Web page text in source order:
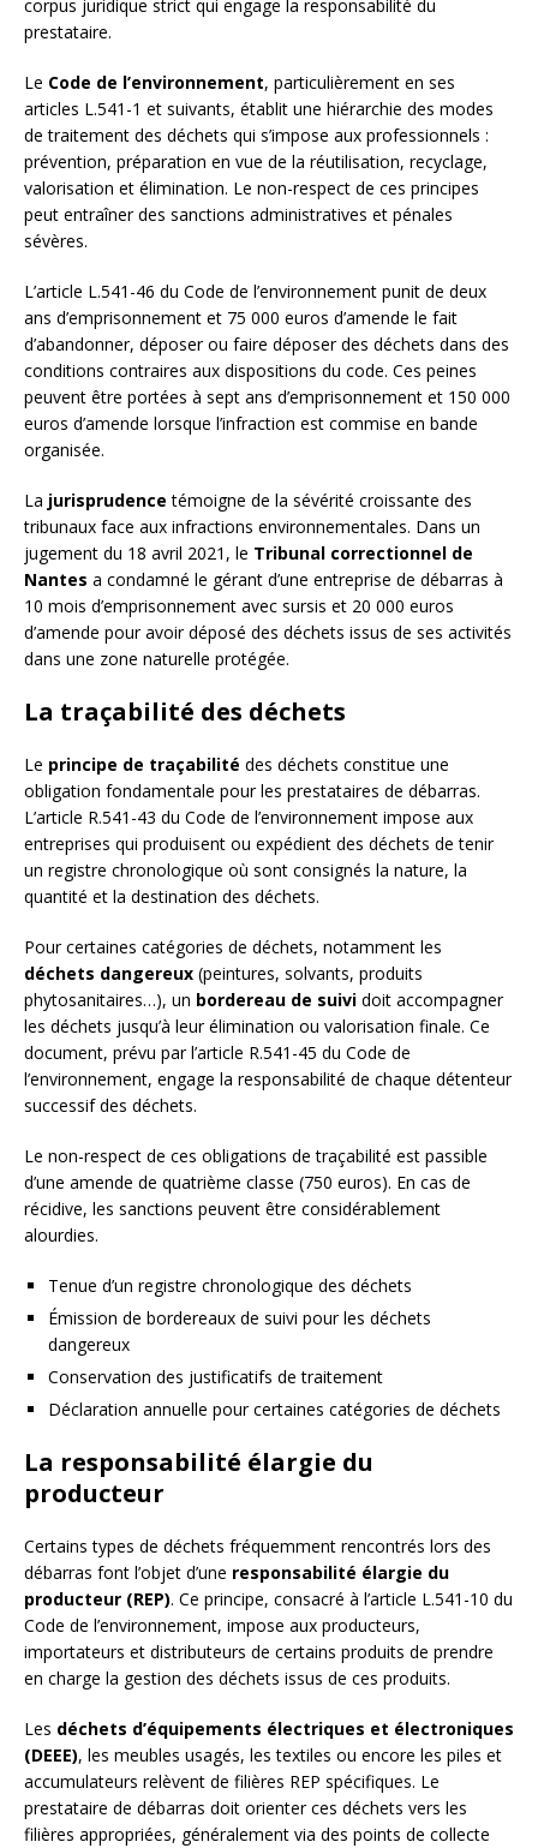
corpus juridique strict qui engage la responsabilité du
prestataire.
Le Code de l’environnement, particulièrement en ses
articles L.541-1 et suivants, établit une hiérarchie des modes
de traitement des déchets qui s’impose aux professionnels :
prévention, préparation en vue de la réutilisation, recyclage,
valorisation et élimination. Le non-respect de ces principes
peut entraîner des sanctions administratives et pénales
sévères.
L’article L.541-46 du Code de l’environnement punit de deux
ans d’emprisonnement et 75 000 euros d’amende le fait
d’abandonner, déposer ou faire déposer des déchets dans des
conditions contraires aux dispositions du code. Ces peines
peuvent être portées à sept ans d’emprisonnement et 150 000
euros d’amende lorsque l’infraction est commise en bande
organisée.
La jurisprudence témoigne de la sévérité croissante des
tribunaux face aux infractions environnementales. Dans un
jugement du 18 avril 2021, le Tribunal correctionnel de
Nantes a condamné le gérant d’une entreprise de débarras à
10 mois d’emprisonnement avec sursis et 20 000 euros
d’amende pour avoir déposé des déchets issus de ses activités
dans une zone naturelle protégée.
La traçabilité des déchets
Le principe de traçabilité des déchets constitue une
obligation fondamentale pour les prestataires de débarras.
L’article R.541-43 du Code de l’environnement impose aux
entreprises qui produisent ou expédient des déchets de tenir
un registre chronologique où sont consignés la nature, la
quantité et la destination des déchets.
Pour certaines catégories de déchets, notamment les
déchets dangereux (peintures, solvants, produits
phytosanitaires…), un bordereau de suivi doit accompagner
les déchets jusqu’à leur élimination ou valorisation finale. Ce
document, prévu par l’article R.541-45 du Code de
l’environnement, engage la responsabilité de chaque détenteur
successif des déchets.
Le non-respect de ces obligations de traçabilité est passible
d’une amende de quatrième classe (750 euros). En cas de
récidive, les sanctions peuvent être considérablement
alourdies.
Tenue d’un registre chronologique des déchets
Émission de bordereaux de suivi pour les déchets
dangereux
Conservation des justificatifs de traitement
Déclaration annuelle pour certaines catégories de déchets
La responsabilité élargie du
producteur
Certains types de déchets fréquemment rencontrés lors des
débarras font l’objet d’une responsabilité élargie du
producteur (REP). Ce principe, consacré à l’article L.541-10 du
Code de l’environnement, impose aux producteurs,
importateurs et distributeurs de certains produits de prendre
en charge la gestion des déchets issus de ces produits.
Les déchets d’équipements électriques et électroniques
(DEEE), les meubles usagés, les textiles ou encore les piles et
accumulateurs relèvent de filières REP spécifiques. Le
prestataire de débarras doit orienter ces déchets vers les
filières appropriées, généralement via des points de collecte